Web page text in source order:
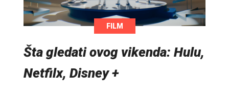
FILM
Šta gledati ovog vikenda: Hulu,
Netfilx, Disney +